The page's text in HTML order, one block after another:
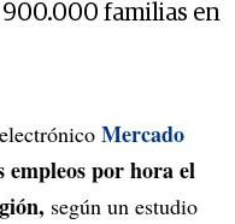
familias en
Mercado
empleos por hora el
según un estudio